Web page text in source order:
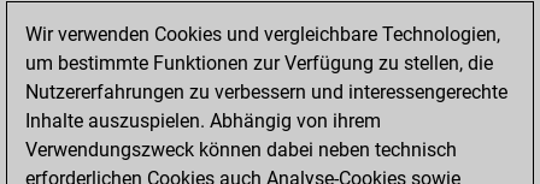
against Fritz
Fritz
You achieved a
BeautyScore of 56
new Elo of 1600
Wir verwenden Cookies und vergleichbare Technologien,
um bestimmte Funktionen zur Verfügung zu stellen, die
Nutzererfahrungen zu verbessern und interessengerechte
Inhalte auszuspielen. Abhängig von ihrem
Verwendungszweck können dabei neben technisch
erforderlichen Cookies auch Analyse-Cookies sowie